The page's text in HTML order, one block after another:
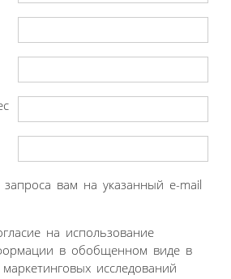
вам на указанный e-mail
на использование
в обобщенном виде в
исследований